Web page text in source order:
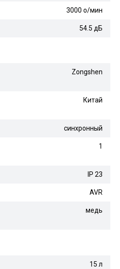
3000 о/мин
54.5 дБ
Zongshen
Китай
синхронный
1
IP 23
AVR
медь
15 л